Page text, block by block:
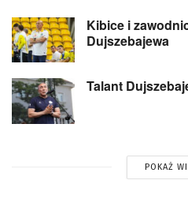
Kibice i
Dujszebajewa
Talant
POKAŻ